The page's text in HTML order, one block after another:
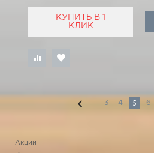
КУПИТЬ В 1
КЛИК
3 4 5 6
Акции